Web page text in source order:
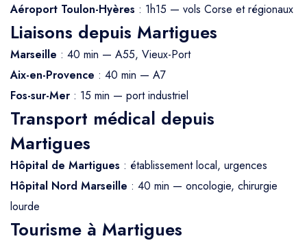
Aéroport Toulon-Hyères : 1h15 — vols Corse et régionaux
Liaisons depuis Martigues
Marseille : 40 min — A55, Vieux-Port
Aix-en-Provence : 40 min — A7
Fos-sur-Mer : 15 min — port industriel
Transport médical depuis
Martigues
Hôpital de Martigues : établissement local, urgences
Hôpital Nord Marseille : 40 min — oncologie, chirurgie
lourde
Tourisme à Martigues